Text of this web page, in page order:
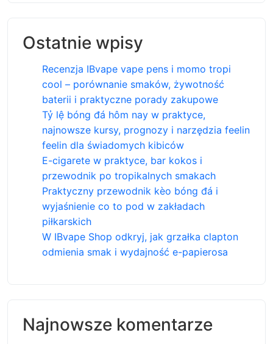
Ostatnie wpisy
Recenzja IBvape vape pens i momo tropi
cool – porównanie smaków, żywotność
baterii i praktyczne porady zakupowe
Tỷ lệ bóng đá hôm nay w praktyce,
najnowsze kursy, prognozy i narzędzia feelin
feelin dla świadomych kibiców
E-cigarete w praktyce, bar kokos i
przewodnik po tropikalnych smakach
Praktyczny przewodnik kèo bóng đá i
wyjaśnienie co to pod w zakładach
piłkarskich
W IBvape Shop odkryj, jak grzałka clapton
odmienia smak i wydajność e-papierosa
Najnowsze komentarze